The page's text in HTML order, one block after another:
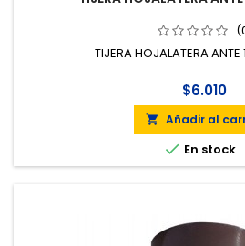
TIJERA HOJALATERA ANTE
$6.010
 Añadir al
 En stock